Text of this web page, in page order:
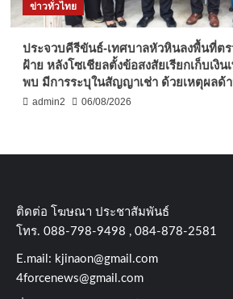
ข่าวทั่วไทย
ประจวบคีรีขันธ์-เทศบาลหัวหินลงพื้นที่ตร
ฝ้าย หลังโซเชียลตั้งข้อสงสัยเรียกเก็บเงิ
พบ มีการระบุในสัญญาเช่า ด้วยเหตุผลด้
admin2 06/08/2026
ติดต่อ​ โฆษณา​ ประชาสัมพันธ์
โทร​. 088-798-9498 , 084-878-2581
E.mail: kjinaon@gmail.com
4forcenews@gmail.com